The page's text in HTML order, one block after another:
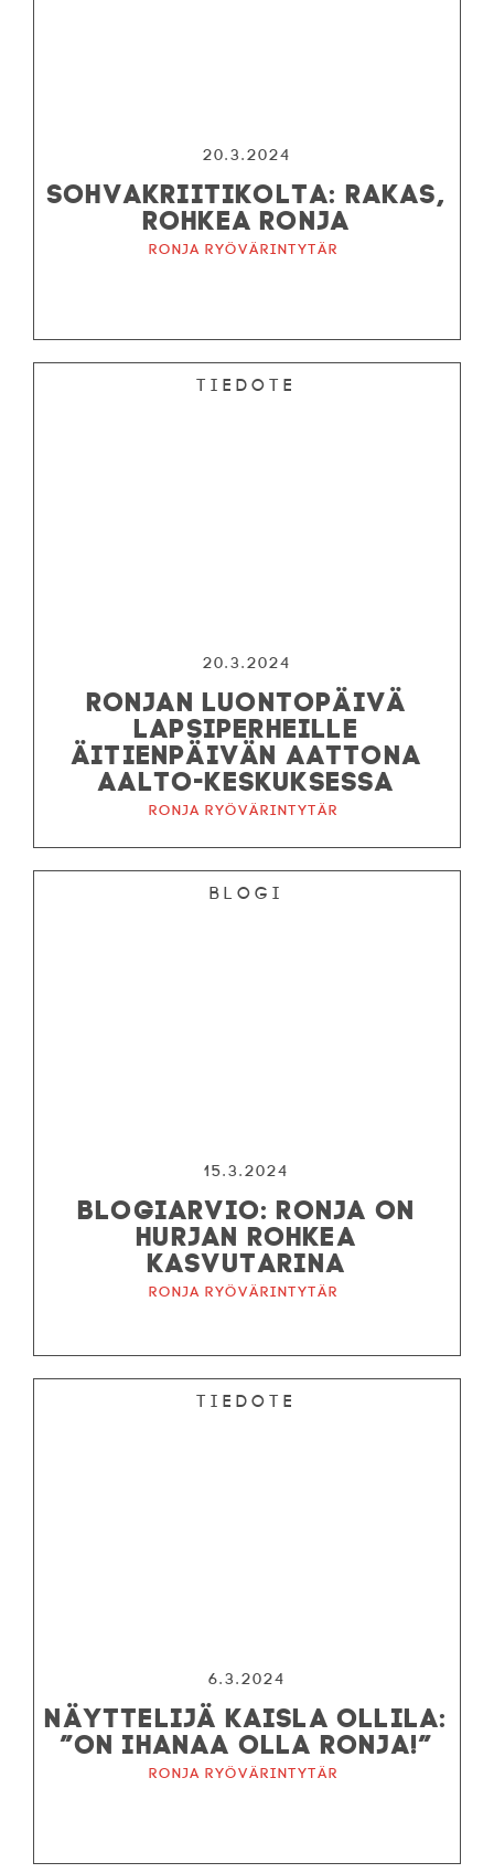
20.3.2024
SOHVAKRIITIKOLTA: RAKAS,
ROHKEA RONJA
Ronja ryövärintytär
Tiedote
20.3.2024
RONJAN LUONTOPÄIVÄ
LAPSIPERHEILLE
ÄITIENPÄIVÄN AATTONA
AALTO-KESKUKSESSA
Ronja ryövärintytär
Blogi
15.3.2024
BLOGIARVIO: RONJA ON
HURJAN ROHKEA
KASVUTARINA
Ronja ryövärintytär
Tiedote
6.3.2024
NÄYTTELIJÄ KAISLA OLLILA:
”ON IHANAA OLLA RONJA!”
Ronja ryövärintytär